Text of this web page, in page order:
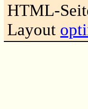
HTML-
Layout